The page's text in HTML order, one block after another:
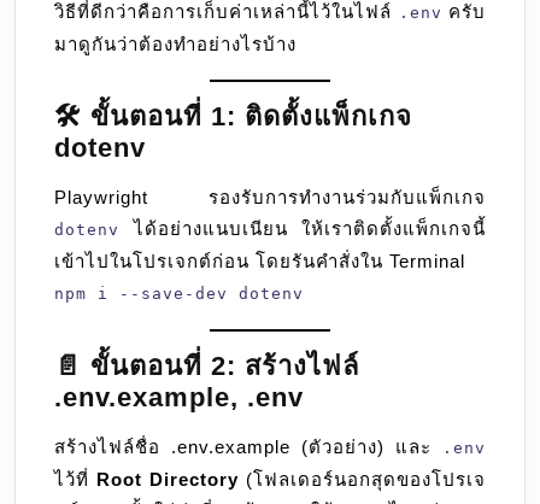
วิธีที่ดีกว่าคือการเก็บค่าเหล่านี้ไว้ในไฟล์ .env ครับ
มาดูกันว่าต้องทำอย่างไรบ้าง
🛠️ ขั้นตอนที่ 1: ติดตั้งแพ็กเกจ
dotenv
Playwright รองรับการทำงานร่วมกับแพ็กเกจ
dotenv
ได้อย่างแนบเนียน ให้เราติดตั้งแพ็กเกจนี้
เข้าไปในโปรเจกต์ก่อน โดยรันคำสั่งใน Terminal
npm i --save-dev dotenv
📄 ขั้นตอนที่ 2: สร้างไฟล์
.env.example, .env
สร้างไฟล์ชื่อ .env.example (ตัวอย่าง) และ .env
ไว้ที่ Root Directory (โฟลเดอร์นอกสุดของโปรเจ